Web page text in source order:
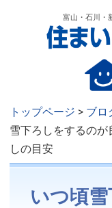
富山・石川・
トップページ > ブロ
雪下ろしをするの
しの目安
いつ頃